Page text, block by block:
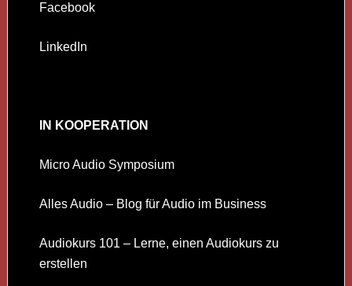
Facebook
LinkedIn
IN KOOPERATION
Micro Audio Symposium
Alles Audio – Blog für Audio im Business
Audiokurs 101 – Lerne, einen Audiokurs zu
erstellen